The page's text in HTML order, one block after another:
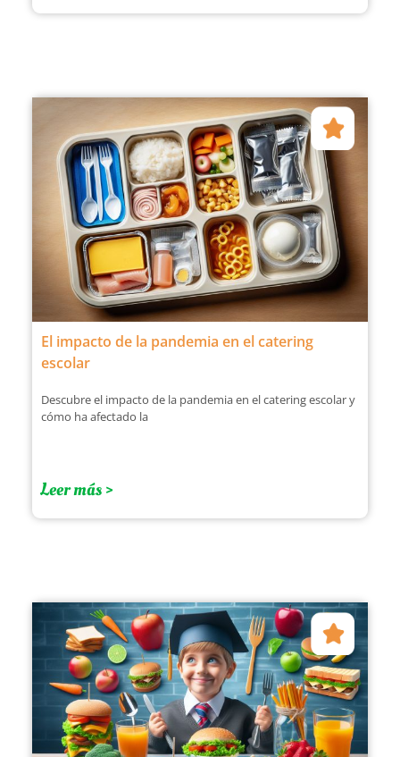
El impacto de la pandemia en el catering
escolar
Descubre el impacto de la pandemia en el catering escolar y
cómo ha afectado la
Leer más >